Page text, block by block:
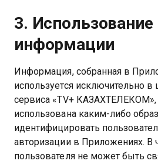
3. Использование
информации
Информация, собранная в
используется исключительно в
сервиса «TV+
использована каким-либо
идентифицировать
авторизации в Приложениях. В
пользователя не может быть